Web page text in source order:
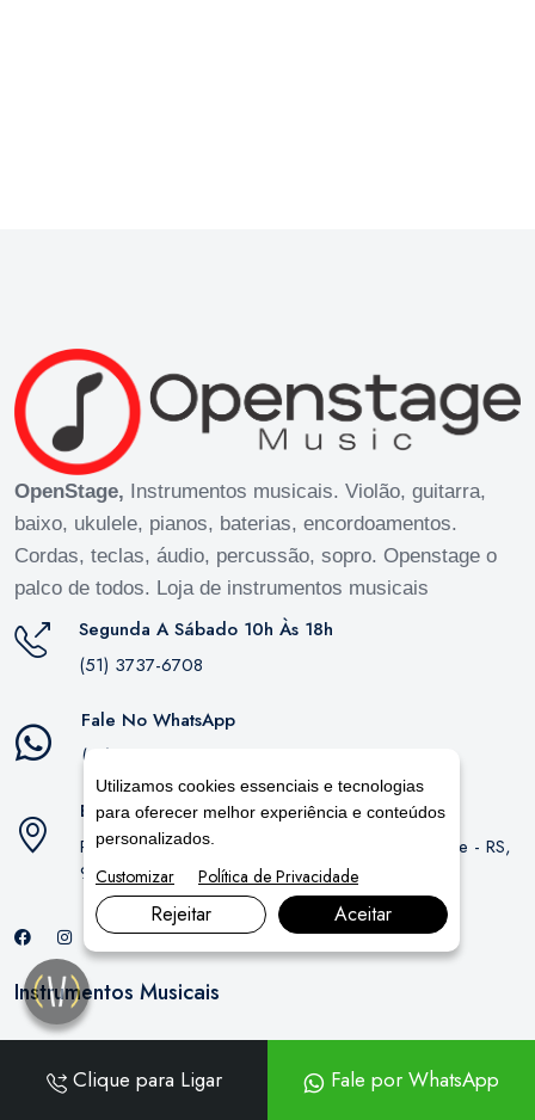
OpenStage, Instrumentos musicais. Violão, guitarra,
baixo, ukulele, pianos, baterias, encordoamentos.
Cordas, teclas, áudio, percussão, sopro. Openstage o
palco de todos. Loja de instrumentos musicais
Segunda A Sábado 10h Às 18h
(51) 3737-6708
Fale No WhatsApp
(51) 9382-7026
Endereço
R. Dona Augusta, 70 - Menino Deus, Porto Alegre - RS,
90850-130
Instrumentos Musicais
Clique para Ligar Fale por WhatsApp
Utilizamos cookies essenciais e tecnologias
para oferecer melhor experiência e conteúdos
personalizados.
Customizar Política de Privacidade
Rejeitar Aceitar